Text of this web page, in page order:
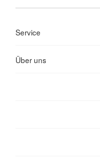
Service
Über uns